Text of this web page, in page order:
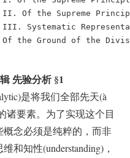
Of the Supreme
Systematic
the Ground of the
先验分析 §1
是将我们全部先天(à
诸要素。为了实现这个目
念必须是纯粹的，而非
和知性(understanding)，